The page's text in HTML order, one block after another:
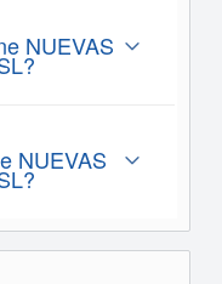
NUEVAS
NUEVAS